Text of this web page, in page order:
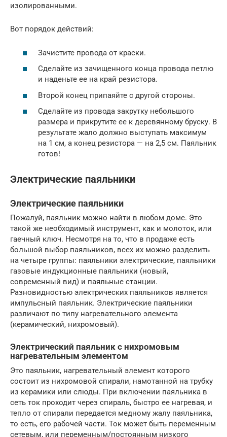
изолированными.
Вот порядок действий:
Зачистите провода от краски.
Сделайте из зачищенного конца провода петлю
и наденьте ее на край резистора.
Второй конец припаяйте с другой стороны.
Сделайте из провода закрутку небольшого
размера и прикрутите ее к деревянному бруску. В
результате жало должно выступать максимум
на 1 см, а конец резистора — на 2,5 см. Паяльник
готов!
Электрические паяльники
Электрические паяльники
Пожалуй, паяльник можно найти в любом доме. Это
такой же необходимый инструмент, как и молоток, или
гаечный ключ. Несмотря на то, что в продаже есть
большой выбор паяльников, всех их можно разделить
на четыре группы: паяльники электрические, паяльники
газовые индукционные паяльники (новый,
современный вид) и паяльные станции.
Разновидностью электрических паяльников является
импульсный паяльник. Электрические паяльники
различают по типу нагревательного элемента
(керамический, нихромовый).
Электрический паяльник с нихромовым
нагревательным элементом
Это паяльник, нагревательный элемент которого
состоит из нихромовой спирали, намотанной на трубку
из керамики или слюды. При включении паяльника в
сеть ток проходит через спираль, быстро ее нагревая, и
тепло от спирали передается медному жалу паяльника,
то есть, его рабочей части. Ток может быть переменным
сетевым, или переменным/постоянным низкого